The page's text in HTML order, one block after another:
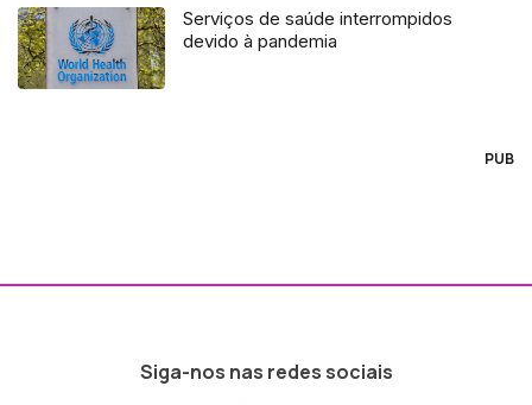
Serviços de saúde interrompidos
devido à pandemia
PUB
Siga-nos nas redes sociais